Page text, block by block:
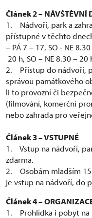
Článek 2 – NÁVŠTĚVNÍ
1. Nádvoří, park a
přístupné v těchto
– PÁ 7 – 17, SO - NE
20 h, SO – NE 8.30 – 20
2. Přístup do nádvoří,
správou památkového
li to provozní či
(filmování, komerční
nebo zahrada pro
Článek 3 – VSTUPNÉ
1. Vstup na nádvoří,
zdarma.
2. Osobám mladším
je vstup na nádvoří, do
Článek 4 –
1. Prohlídka i pobyt na